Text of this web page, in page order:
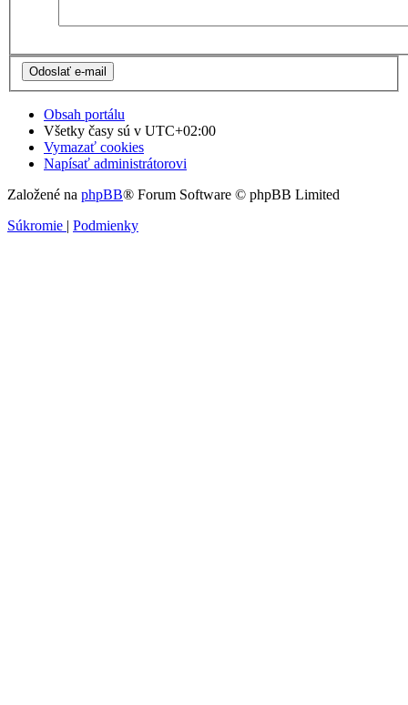
Obsah portálu
Všetky časy sú v UTC+02:00
Vymazať cookies
Napísať administrátorovi
Založené na phpBB® Forum Software © phpBB Limited
Súkromie
Podmienky